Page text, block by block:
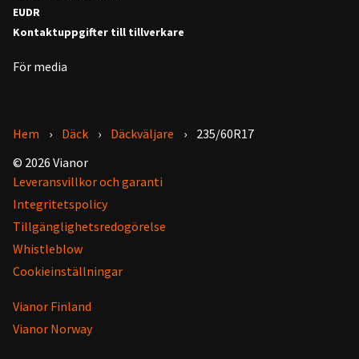
EUDR
Kontaktuppgifter till tillverkare
För media
Hem Däck Däckväljare
235/60R17
© 2026 Vianor
Leveransvillkor och garanti
Integritetspolicy
Tillgänglighetsredogörelse
Whistleblow
Cookieinställningar
Vianor Finland
Vianor Norway